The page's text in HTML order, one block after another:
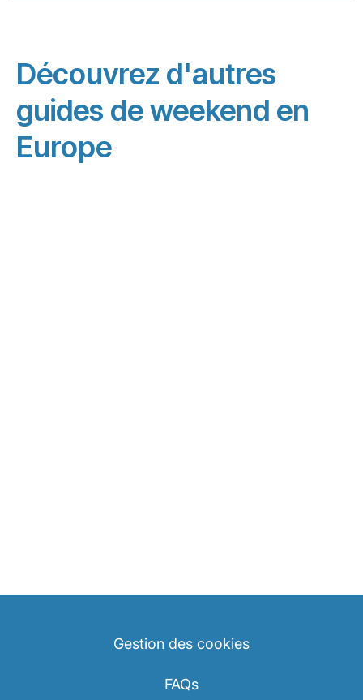
Découvrez d'autres
guides de weekend en
Europe
Gestion des cookies
FAQs